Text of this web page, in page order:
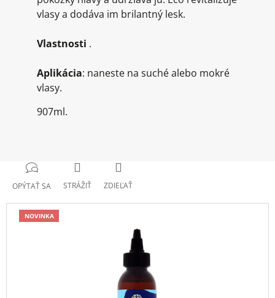
vlasy a dodáva im brilantný lesk.
Vlastnosti .
Aplikácia: naneste na suché alebo mokré
vlasy.
907ml.
OPÝTAŤ SA STRÁŽIŤ ZDIEĽAŤ
NOVINKA